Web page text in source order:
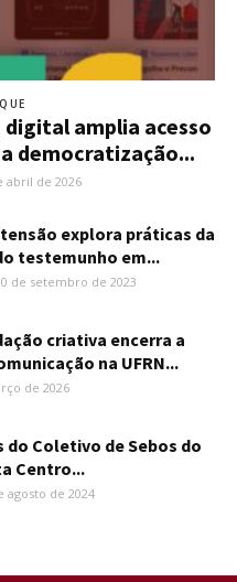
amplia acesso
democratização...
abril de 2026
explora práticas da
testemunho em...
de setembro de 2023
criativa encerra a
na UFRN...
de 2026
do Coletivo de Sebos do
Centro...
agosto de 2024